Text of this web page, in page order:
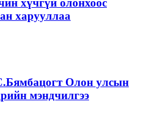
харууллаа
Олон улсын
мэндчилгээ